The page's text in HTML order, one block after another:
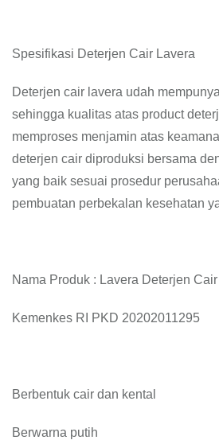
Spesifikasi Deterjen Cair Lavera
Deterjen cair lavera udah
sehingga kualitas atas product
memproses menjamin atas
deterjen cair diproduksi bersama
yang baik sesuai prosedur
pembuatan perbekalan kesehatan
Nama Produk : Lavera Deterjen Cair
Kemenkes RI PKD 20202011295
Berbentuk cair dan kental
Berwarna putih